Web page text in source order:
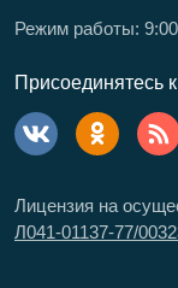
Режим работы:
Присоединятесь
Лицензия на
Л041-01137-77/